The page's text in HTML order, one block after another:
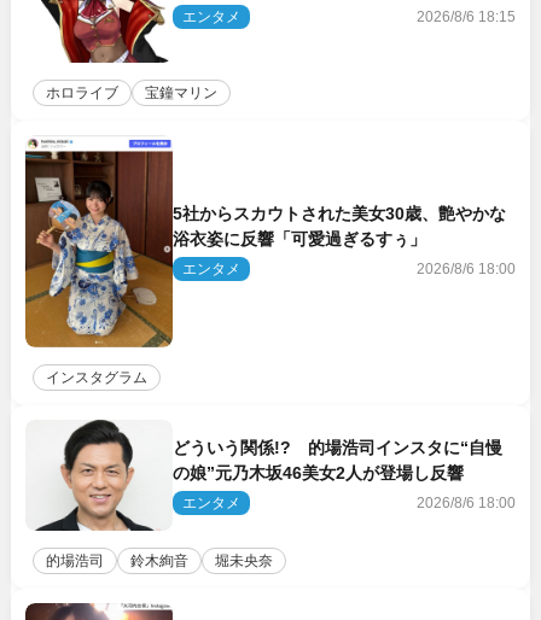
である」
エンタメ 2026/8/6 18:15
ホロライブ 宝鐘マリン
5社からスカウトされた美女30歳、艶やかな
浴衣姿に反響「可愛過ぎるすぅ」
エンタメ 2026/8/6 18:00
インスタグラム
どういう関係!? 的場浩司インスタに“自慢
の娘”元乃木坂46美女2人が登場し反響
エンタメ 2026/8/6 18:00
的場浩司 鈴木絢音 堀未央奈